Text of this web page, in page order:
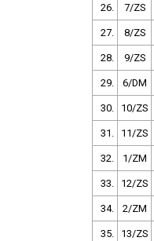
26. 7/ZS
27. 8/ZS
28. 9/ZS
29. 6/DM
30. 10/ZS
31. 11/ZS
32. 1/ZM
33. 12/ZS
34. 2/ZM
35. 13/ZS